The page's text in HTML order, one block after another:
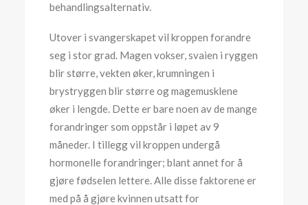
behandlingsalternativ.
Utover i svangerskapet vil kroppen forandre
seg i stor grad. Magen vokser, svaien i ryggen
blir større, vekten øker, krumningen i
brystryggen blir større og magemusklene
øker i lengde. Dette er bare noen av de mange
forandringer som oppstår i løpet av 9
måneder. I tillegg vil kroppen undergå
hormonelle forandringer; blant annet for å
gjøre fødselen lettere. Alle disse faktorene er
med på å gjøre kvinnen utsatt for